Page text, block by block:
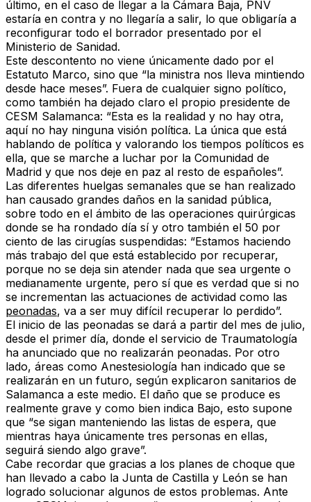
último, en el caso de llegar a la Cámara Baja, PNV
estaría en contra y no llegaría a salir, lo que obligaría a
reconfigurar todo el borrador presentado por el
Ministerio de Sanidad.
Este descontento no viene únicamente dado por el
Estatuto Marco, sino que “la ministra nos lleva mintiendo
desde hace meses”. Fuera de cualquier signo político,
como también ha dejado claro el propio presidente de
CESM Salamanca: “Esta es la realidad y no hay otra,
aquí no hay ninguna visión política. La única que está
hablando de política y valorando los tiempos políticos es
ella, que se marche a luchar por la Comunidad de
Madrid y que nos deje en paz al resto de españoles”.
Las diferentes huelgas semanales que se han realizado
han causado grandes daños en la sanidad pública,
sobre todo en el ámbito de las operaciones quirúrgicas
donde se ha rondado día sí y otro también el 50 por
ciento de las cirugías suspendidas: “Estamos haciendo
más trabajo del que está establecido por recuperar,
porque no se deja sin atender nada que sea urgente o
medianamente urgente, pero sí que es verdad que si no
se incrementan las actuaciones de actividad como las
peonadas, va a ser muy difícil recuperar lo perdido”.
El inicio de las peonadas se dará a partir del mes de julio,
desde el primer día, donde el servicio de Traumatología
ha anunciado que no realizarán peonadas. Por otro
lado, áreas como Anestesiología han indicado que se
realizarán en un futuro, según explicaron sanitarios de
Salamanca a este medio. El daño que se produce es
realmente grave y como bien indica Bajo, esto supone
que “se sigan manteniendo las listas de espera, que
mientras haya únicamente tres personas en ellas,
seguirá siendo algo grave”.
Cabe recordar que gracias a los planes de choque que
han llevado a cabo la Junta de Castilla y León se han
logrado solucionar algunos de estos problemas. Ante